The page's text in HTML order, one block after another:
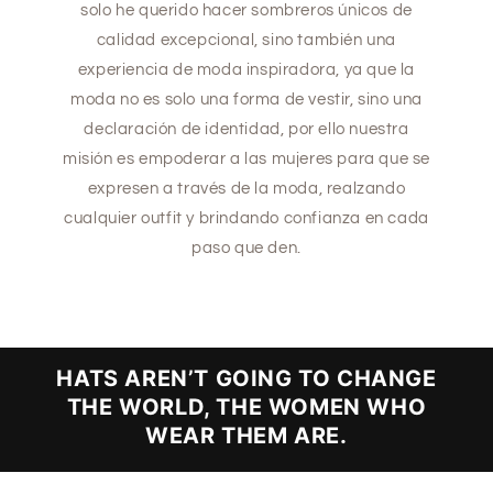
solo he querido hacer sombreros únicos de
calidad excepcional, sino también una
experiencia de moda inspiradora, ya que la
moda no es solo una forma de vestir, sino una
declaración de identidad, por ello nuestra
misión es empoderar a las mujeres para que se
expresen a través de la moda, realzando
cualquier outfit y brindando confianza en cada
paso que den.
HATS AREN’T GOING TO CHANGE
THE WORLD, THE WOMEN WHO
WEAR THEM ARE.